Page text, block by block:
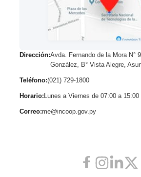
Dirección:Avda. Fernando de la Mora N°
González, B° Vista Alegre,
Teléfono:(021) 729-1800
Horario:Lunes a Viernes de 07:00 a 15:00
Correo:me@incoop.gov.py